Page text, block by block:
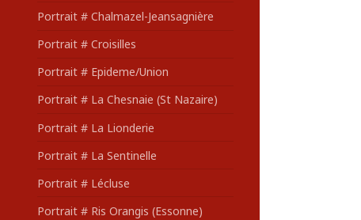
Portrait # Chalmazel-Jeansagnière
Portrait # Croisilles
Portrait # Epideme/Union
Portrait # La Chesnaie (St Nazaire)
Portrait # La Lionderie
Portrait # La Sentinelle
Portrait # Lécluse
Portrait # Ris Orangis (Essonne)